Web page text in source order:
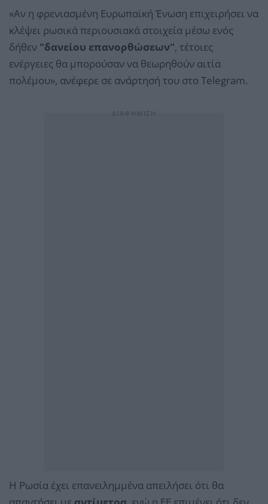
«Αν η φρενιασμένη Ευρωπαϊκή Ένωση επιχειρήσει να
κλέψει ρωσικά περιουσιακά στοιχεία μέσω ενός
δήθεν "δανείου επανορθώσεων", τέτοιες
ενέργειες θα μπορούσαν να θεωρηθούν αιτία
πολέμου», ανέφερε σε ανάρτησή του στο Telegram.
Η Ρωσία έχει επανειλημμένα απειλήσει ότι θα